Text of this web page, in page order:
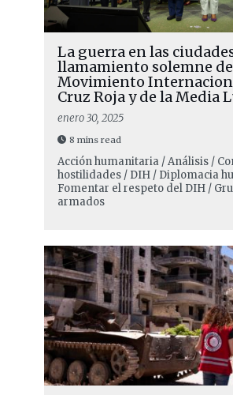
La guerra en las
llamamiento solemne
Movimiento
Cruz Roja y de la Media
enero 30, 2025
8 mins read
Acción humanitaria / Análisis /
hostilidades / DIH / Diplomacia
Fomentar el respeto del DIH /
armados